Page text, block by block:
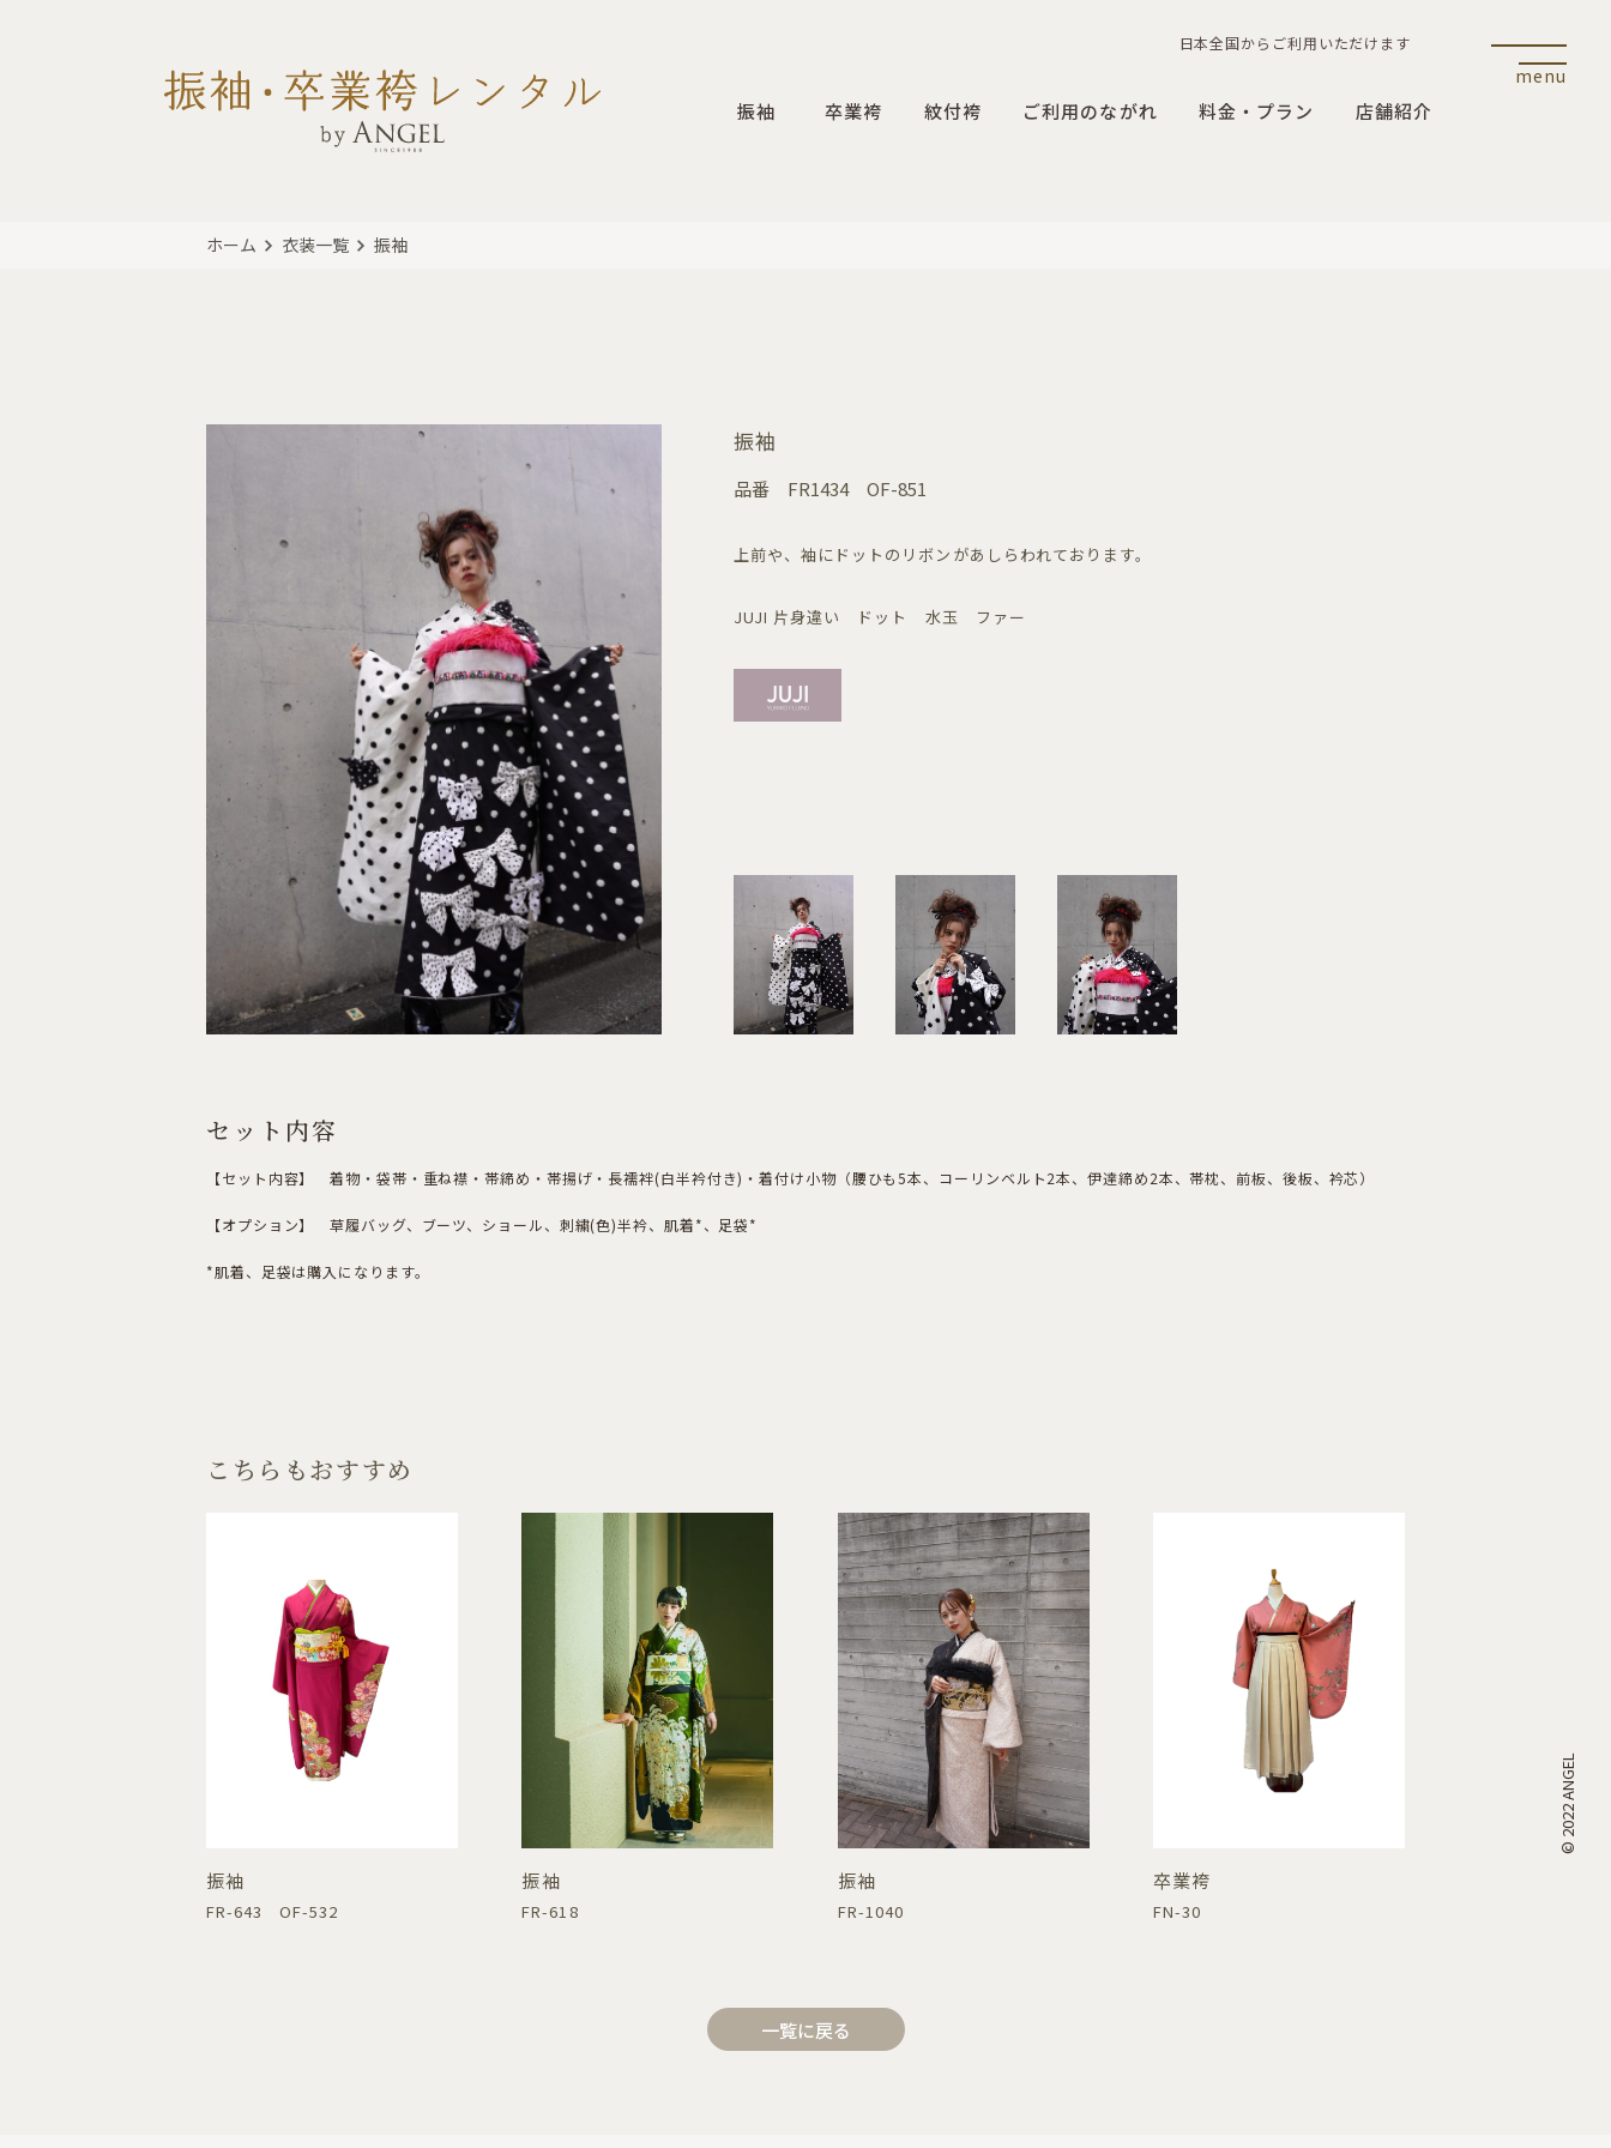
日本全国からご利用いただけます
振袖 卒業袴 紋付袴 ご利用のながれ 料金・プラン 店舗紹介
menu
ホーム 衣装一覧 振袖
振袖
品番 FR1434 OF-851
上前や、袖にドットのリボンがあしらわれております。
JUJI 片身違い ドット 水玉 ファー
セット内容
【セット内容】 着物・袋帯・重ね襟・帯締め・帯揚げ・長襦袢(白半衿付き)・着付け小物（腰ひも5本、コーリンベルト2本、伊達締め2本、帯枕、前板、後板、衿芯）
【オプション】 草履バッグ、ブーツ、ショール、刺繍(色)半衿、肌着*、足袋*
*肌着、足袋は購入になります。
こちらもおすすめ
振袖
FR-643 OF-532
振袖
FR-618
振袖
FR-1040
卒業袴
FN-30
一覧に戻る
© 2022 ANGEL